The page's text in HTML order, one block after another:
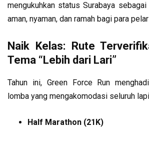
mengukuhkan status Surabaya
aman, nyaman, dan ramah bagi para
Naik Kelas: Rute
Tema “Lebih dari Lari”
Tahun ini, Green Force Run
lomba yang mengakomodasi seluruh
Half Marathon (21K)